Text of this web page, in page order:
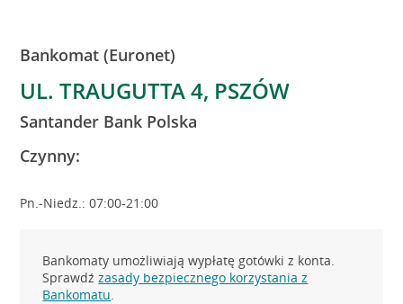
Bankomat (Euronet)
UL. TRAUGUTTA 4, PSZÓW
Santander Bank Polska
Czynny:
Pn.-Niedz.: 07:00-21:00
Bankomaty umożliwiają wypłatę gotówki z konta.
Sprawdźzasady bezpiecznego korzystania z
Bankomatu.